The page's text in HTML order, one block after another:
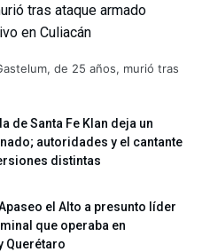
tras ataque armado
en Culiacán
de 25 años, murió tras
de Santa Fe Klan deja un
autoridades y el cantante
distintas
el Alto a presunto líder
que operaba en
Querétaro